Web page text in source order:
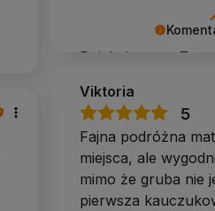
Dziękujemy 🙏
Twojej praktyki.
Viktoria
5
Fajna podróżna
miejsca, ale
mimo że gruba nie
pierwsza